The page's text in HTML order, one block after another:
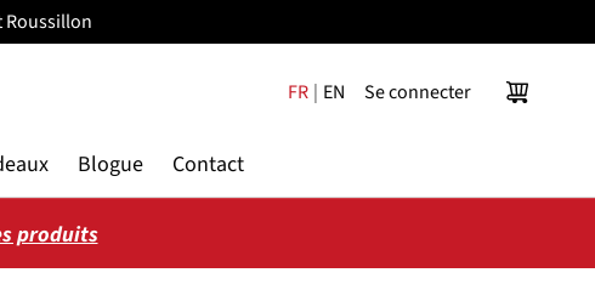
Roussillon
FR | EN Se connecter Panier
Blogue Contact
produits